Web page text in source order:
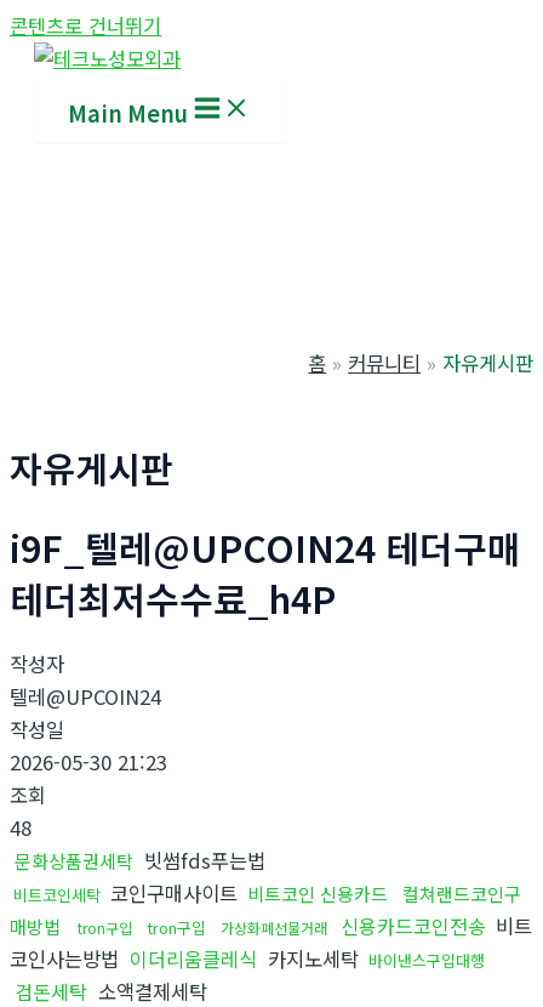
콘텐츠로 건너뛰기
Main Menu
홈 커뮤니티 자유게시판
자유게시판
i9F_텔레@UPCOIN24 테더구매
테더최저수수료_h4P
작성자
텔레@UPCOIN24
작성일
2026-05-30 21:23
조회
48
문화상품권세탁 빗썸fds푸는법
비트코인세탁 코인구매사이트 비트코인 신용카드
컬쳐랜드코인구
매방법
tron구입 tron구입 가상화폐선물거래 신용카드코인전송 비트
코인사는방법 이더리움클레식 카지노세탁 바이낸스구입대행
검돈세탁 소액결제세탁